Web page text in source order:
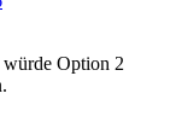
Option 2